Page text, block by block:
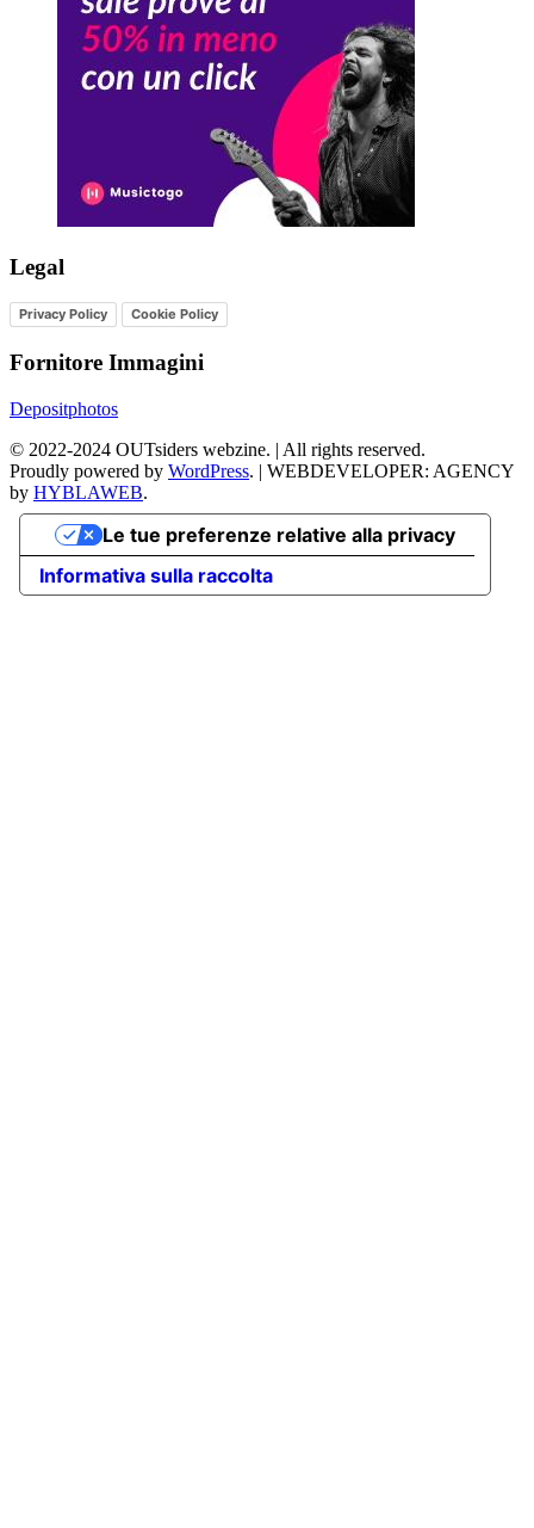
Legal
Privacy Policy Cookie Policy
Fornitore Immagini
Depositphotos
© 2022-2024 OUTsiders webzine. | All rights reserved.
Proudly powered by WordPress. | WEBDEVELOPER: AGENCY
by HYBLAWEB.
Informativa sulla raccolta
Le tue preferenze relative alla privacy